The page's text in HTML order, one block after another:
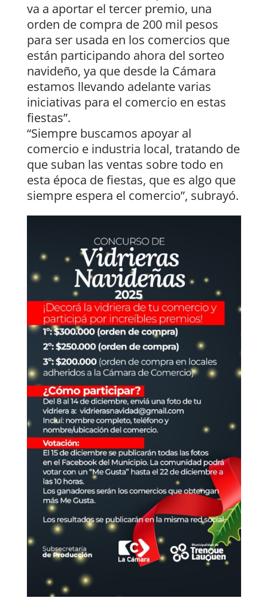
va a aportar el tercer premio, una
orden de compra de 200 mil pesos
para ser usada en los comercios que
están participando ahora del sorteo
navideño, ya que desde la Cámara
estamos llevando adelante varias
iniciativas para el comercio en estas
fiestas”.
“Siempre buscamos apoyar al
comercio e industria local, tratando de
que suban las ventas sobre todo en
esta época de fiestas, que es algo que
siempre espera el comercio”, subrayó.